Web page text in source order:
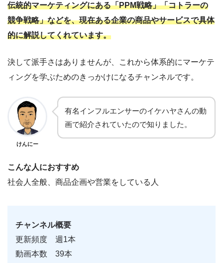
伝統的マーケティングにある「PPM戦略」「コトラーの
競争戦略」などを、現在ある企業の商品やサービスで具体
的に解説してくれています。
決して派手さはありませんが、これから体系的にマーケテ
ィングを学ぶためのきっかけになるチャンネルです。
けんにー
有名インフルエンサーのイケハヤさんの動
画で紹介されていたので知りました。
こんな人におすすめ
社会人全般、商品企画や営業をしている人
チャンネル概要
更新頻度 週1本
動画本数 39本